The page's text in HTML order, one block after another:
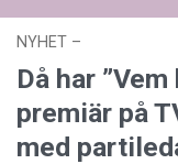
NYHET –
Då har
premiär på
med